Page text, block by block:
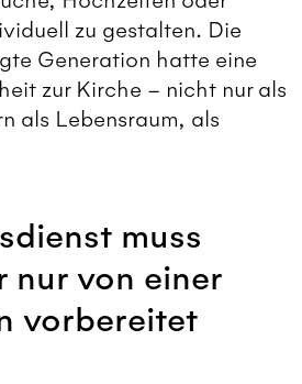
zu gestalten. Die
Generation hatte eine
zur Kirche – nicht nur als
als Lebensraum, als
muss
nur von einer
vorbereitet